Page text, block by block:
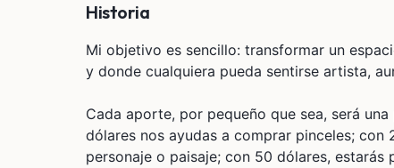
Historia
Mi objetivo es sencillo: transformar un
y donde cualquiera pueda sentirse artista,
Cada aporte, por pequeño que sea, será
dólares nos ayudas a comprar pinceles;
personaje o paisaje; con 50 dólares,